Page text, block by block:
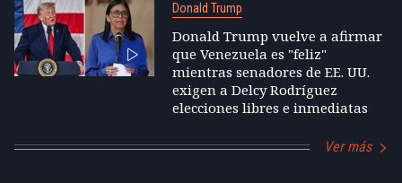
Donald Trump
Donald Trump vuelve a afirmar
que Venezuela es "feliz"
mientras senadores de EE. UU.
exigen a Delcy Rodríguez
elecciones libres e inmediatas
Ver más